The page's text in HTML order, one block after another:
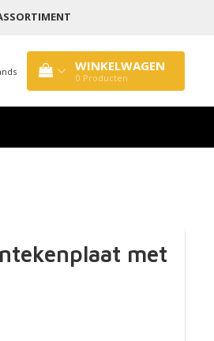
WINKELWAGEN
0 Producten
met